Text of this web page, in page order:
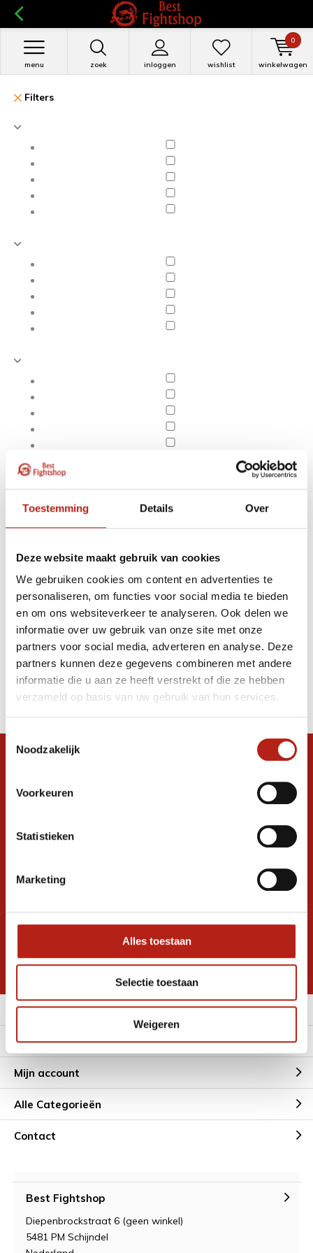
Toestemming Details Over
Deze website maakt gebruik van cookies
We gebruiken cookies om content en advertenties te
personaliseren, om functies voor social media te bieden
en om ons websiteverkeer te analyseren. Ook delen we
informatie over uw gebruik van onze site met onze
partners voor social media, adverteren en analyse. Deze
partners kunnen deze gegevens combineren met andere
informatie die u aan ze heeft verstrekt of die ze hebben
verzameld op basis van uw gebruik van hun services.
Toestemmingsselectie
Noodzakelijk
Voorkeuren
Statistieken
Marketing
Alles toestaan
Selectie toestaan
Weigeren
zoek inloggen
menu wishlist winkelwagen
0
Filters
Apply filters
Producten getagd met
Avantgarde
hoofdbeschermer Neon roze
Producten
Filter
Stel je vraag in de chat, en we helpen je
graag verder. 24/7
Volg ons
promoties
* Lees hier de wettelijke beperkingen
Meer informatie
Klantenservice
Mijn account
Alle Categorieën
Contact
Best Fightshop
Diepenbrockstraat 6 (geen winkel)
5481 PM Schijndel